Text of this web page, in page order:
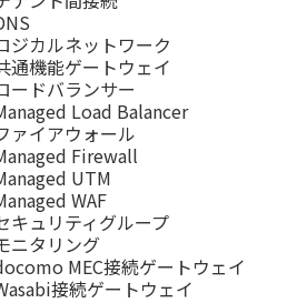
ジカルネットワーク
通機能ゲートウェイ
ードバランサー
Load Balancer
ァイアウォール
Firewall
UTM
WAF
キュリティグループ
ニタリング
MEC接続ゲートウェイ
接続ゲートウェイ